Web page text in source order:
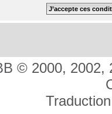
© 2000, 2002,